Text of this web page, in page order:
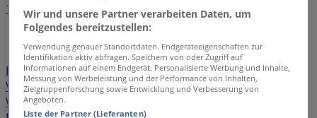
1 345
7
Lumimart
Manor Amavita Marionnaud
Parfumerie
Søstrene Grene KFC NYX
Lehner
Versand
Promod Anouk Intimissimi
Flying Tiger
We fashion
Wir und unsere Partner verarbeiten Daten, um
Folgendes bereitzustellen:
Verwendung genauer Standortdaten. Endgeräteeigenschaften zur
Identifikation aktiv abfragen. Speichern von oder Zugriff auf
Informationen auf einem Endgerät. Personalisierte Werbung und Inhalte,
Messung von Werbeleistung und der Performance von Inhalten,
Zielgruppenforschung sowie Entwicklung und Verbesserung von
Angeboten.
Liste der Partner (Lieferanten)